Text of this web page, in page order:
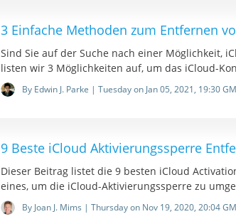
3 Einfache Methoden zum Entfernen
Sind Sie auf der Suche nach einer Möglichkeit,
listen wir 3 Möglichkeiten auf, um das iCloud-
By Edwin J. Parke | Tuesday on Jan 05, 2021, 19:30
9 Beste iCloud Aktivierungssperre
Dieser Beitrag listet die 9 besten iCloud
eines, um die iCloud-Aktivierungssperre zu
By Joan J. Mims | Thursday on Nov 19, 2020, 20:04